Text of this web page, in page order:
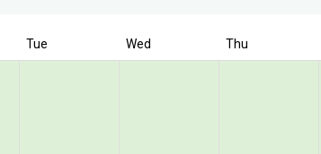
Book Direct to enjoy
Tue Wed Thu